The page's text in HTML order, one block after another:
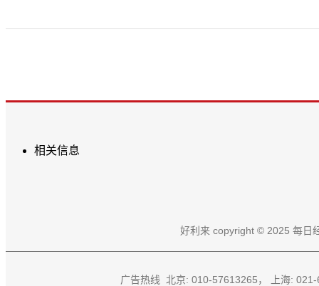
相关信息
好利来 copyright © 2025 每日
广告热线 北京: 010-57613265， 上海: